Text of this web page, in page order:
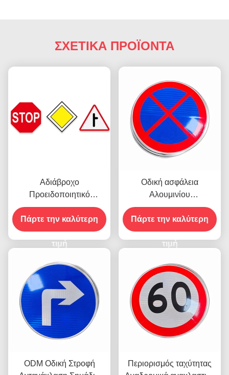
ΣΧΕΤΙΚΑ ΠΡΟΪΟΝΤΑ
Αδιάβροχο
Προειδοποιητικό
Αντανακλαστικό Σημάδια
Ασφάλειας
Προσαρμοσμένα
Εκτυπώσιμα 1 mm
Πάρτε την καλύτερη
τιμή
Οδική ασφάλεια
Αλουμινίου
Αντανακλαστικά σήματα
κυκλοφορίας Ρετρό
σύμβολα 2mm
Πάρτε την καλύτερη
τιμή
ODM Οδική Στροφή
Περιορισμός ταχύτητας